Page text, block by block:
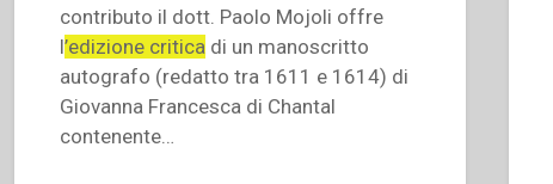
contributo il dott. Paolo Mojoli offre
l’edizione critica di un manoscritto
autografo (redatto tra 1611 e 1614) di
Giovanna Francesca di Chantal
contenente…